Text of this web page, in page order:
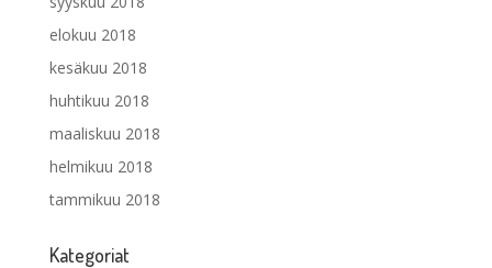
elokuu 2018
kesäkuu 2018
huhtikuu 2018
maaliskuu 2018
helmikuu 2018
tammikuu 2018
Kategoriat